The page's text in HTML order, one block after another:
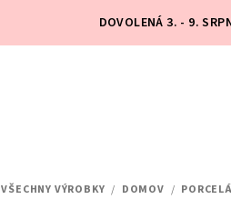
DOVOLENÁ 3. - 9.
VŠECHNY VÝROBKY / DOMOV /